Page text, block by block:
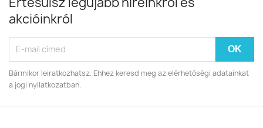
akcióinkról
Bármikor leiratkozhatsz. Ehhez keresd meg az elérhetőségi adatainkat
a jogi nyilatkozatban.